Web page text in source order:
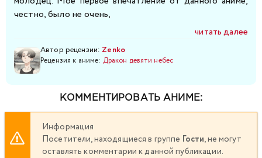
честно, было не очень,
читать далее
Автор рецензии: Zenko
Рецензия к аниме: Дракон девяти небес
КОММЕНТИРОВАТЬ АНИМЕ:
Информация
Посетители, находящиеся в группе Гости, не могут
оставлять комментарии к данной публикации.